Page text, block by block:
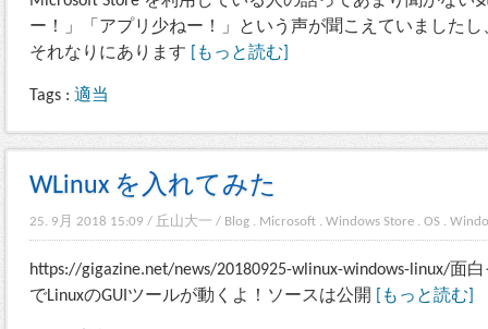
ー！」「アプリ少ねー！」という声が聞こえていました
それなりにあります
[もっと読む]
Tags : 適当
WLinux を入れてみた
25. 9月 2018 15:09 / 丘山大一 / Blog . Microsoft . Windows Store . OS .
https://gigazine.net/news/20180925-wlinux-windows-linux/面
でLinuxのGUIツールが動くよ！ソースは公開
[もっと読む]